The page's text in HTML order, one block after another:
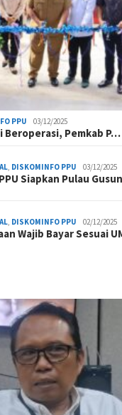
PPU 03/12/2025
Beroperasi, Pemkab P…
, DISKOMINFO PPU 03/12/2025
Siapkan Pulau
, DISKOMINFO PPU 02/12/2025
Wajib Bayar Sesuai